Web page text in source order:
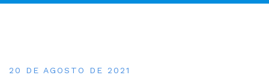
20 DE AGOSTO DE 2021